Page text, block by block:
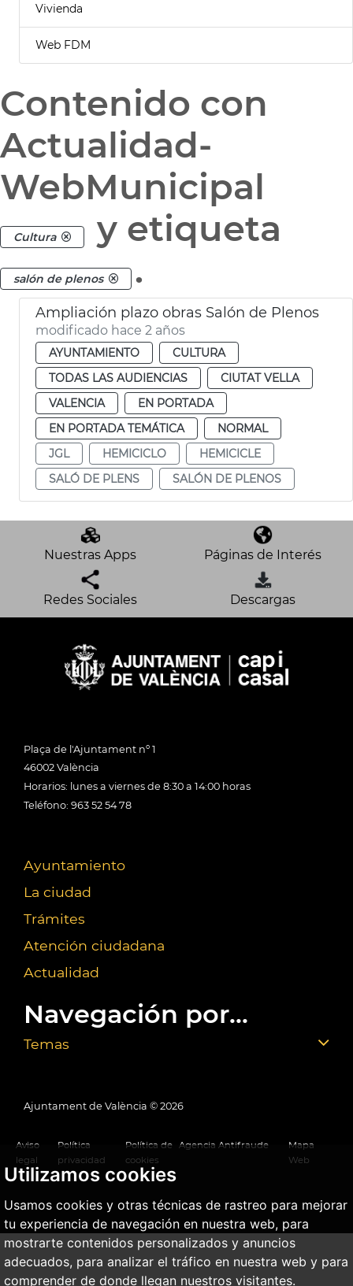
Utilizamos cookies
Usamos cookies y otras técnicas de rastreo para mejorar
tu experiencia de navegación en nuestra web, para
mostrarte contenidos personalizados y anuncios
adecuados, para analizar el tráfico en nuestra web y para
comprender de donde llegan nuestros visitantes.
Vivienda
Web FDM
Contenido con
Actualidad-
WebMunicipal
Cultura y etiqueta
salón de plenos .
Ampliación plazo obras Salón de Plenos
modificado hace 2 años
AYUNTAMIENTO
CULTURA
TODAS LAS AUDIENCIAS
CIUTAT VELLA
VALENCIA
EN PORTADA
EN PORTADA TEMÁTICA
NORMAL
JGL
HEMICICLO
HEMICICLE
SALÓ DE PLENS
SALÓN DE PLENOS
Nuestras Apps Páginas de Interés
Redes Sociales Descargas
Plaça de l'Ajuntament nº 1
46002 València
Horarios: lunes a viernes de 8:30 a 14:00 horas
Teléfono: 963 52 54 78
Ayuntamiento
La ciudad
Trámites
Atención ciudadana
Actualidad
Navegación por...
Temas
Ajuntament de València © 2026
Aviso
legal
Política
privacidad
Política de
cookies
Agencia Antifraude
Mapa
Web